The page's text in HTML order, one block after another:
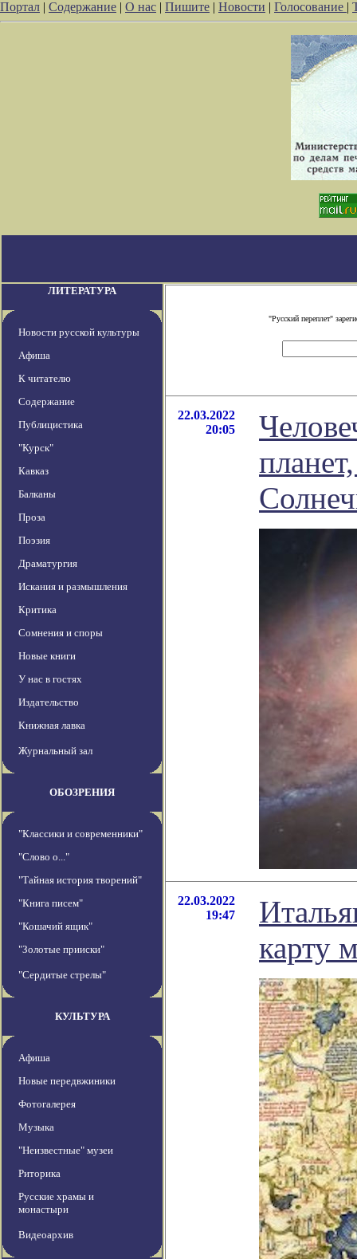
Портал | Содержание | О нас | Пишите | Новости | Голосование |
ЛИТЕРАТУРА
Новости русской культуры
Афиша
К читателю
Содержание
Публицистика
"Курск"
Кавказ
Балканы
Проза
Поэзия
Драматургия
Искания и размышления
Критика
Сомнения и споры
Новые книги
У нас в гостях
Издательство
Книжная лавка
Журнальный зал
ОБОЗРЕНИЯ
"Классики и современники"
"Слово о..."
"Тайная история творений"
"Книга писем"
"Кошачий ящик"
"Золотые прииски"
"Сердитые стрелы"
КУЛЬТУРА
Афиша
Новые передвжиники
Фотогалерея
Музыка
"Неизвестные" музеи
Риторика
Русские храмы и
монастыри
Видеоархив
"Русский переплет"
22.03.2022
20:05
22.03.2022
19:47
карту